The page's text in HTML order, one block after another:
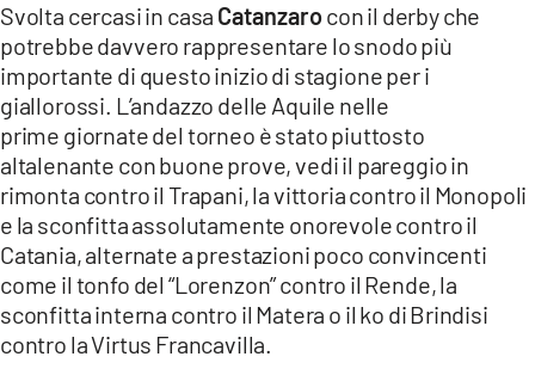
LACPLAY.IT
LACTV.IT
LACONAIR.IT
LACITYMAG.IT
ILREGGINO.IT
COSENZACHANNEL.IT
ILVIBONESE.IT
CATANZAROCHANNEL.IT
Svolta cercasi in casa Catanzarocon il derby che
potrebbe davvero rappresentare lo snodo più
importante di questo inizio di stagione per i
giallorossi. L’andazzo delle Aquile nelle
prime giornate del torneo è stato piuttosto
altalenante con buone prove, vedi il pareggio in
rimonta contro il Trapani, la vittoria contro il Monopoli
e la sconfitta assolutamente onorevole contro il
Catania, alternate a prestazioni poco convincenti
come il tonfo del “Lorenzon” contro il Rende, la
sconfitta interna contro il Matera o il ko di Brindisi
contro la Virtus Francavilla.